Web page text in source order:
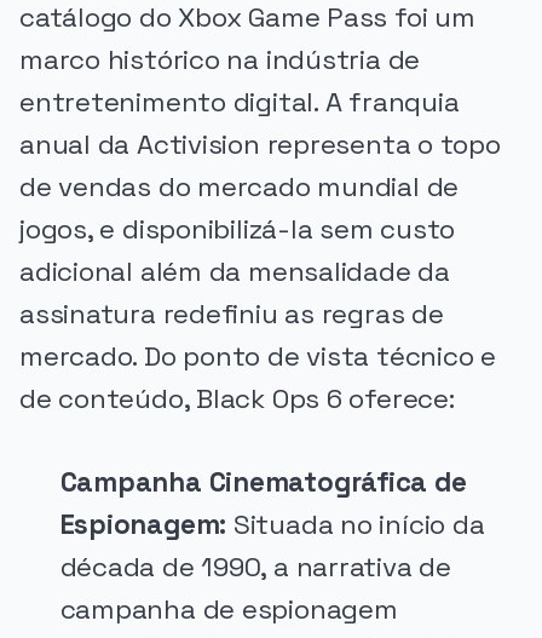
catálogo do Xbox Game Pass foi um
marco histórico na indústria de
entretenimento digital. A franquia
anual da Activision representa o topo
de vendas do mercado mundial de
jogos, e disponibilizá-la sem custo
adicional além da mensalidade da
assinatura redefiniu as regras de
mercado. Do ponto de vista técnico e
de conteúdo, Black Ops 6 oferece:
Campanha Cinematográfica de
Espionagem: Situada no início da
década de 1990, a narrativa de
campanha de espionagem